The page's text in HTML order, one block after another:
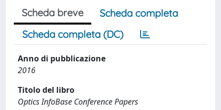
Scheda breve
Scheda completa
Scheda completa (DC)
Anno di pubblicazione
2016
Titolo del libro
Optics InfoBase Conference Papers